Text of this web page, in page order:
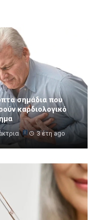
σημάδια που
καρδιολογικό
3 έτη ago